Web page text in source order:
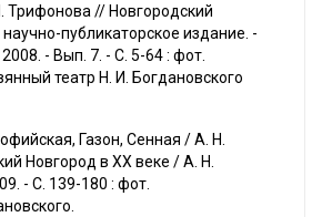
Трифонова // Новгородский
публикаторское издание. -
- Вып. 7. - С. 5-64 : фот.
театр Н. И. Богдановского
Газон, Сенная / А. Н.
Новгород в XX веке / А. Н.
- С. 139-180 : фот.